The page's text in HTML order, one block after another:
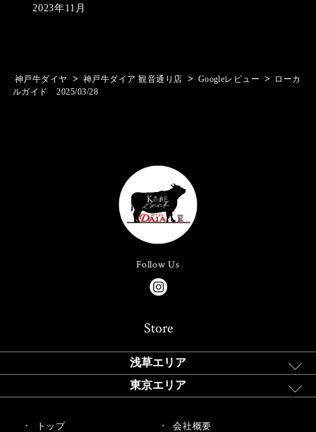
2023年11月
神戸牛ダイヤ > 神戸牛ダイア 観音通り店 > Googleレビュー >
ローカ
ルガイド 2025/03/28
Follow Us
Store
浅草エリア
東京エリア
トップ 会社概要